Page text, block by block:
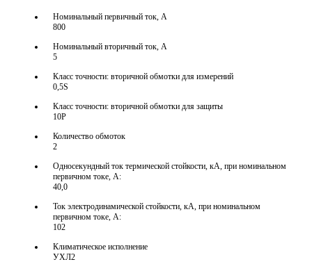
Номинальный первичный ток, А
800
Номинальный вторичный ток, А
5
Класс точности: вторичной обмотки для измерений
0,5S
Класс точности: вторичной обмотки для защиты
10P
Количество обмоток
2
Односекундный ток термической стойкости, кА, при номинальном
первичном токе, А:
40,0
Ток электродинамической стойкости, кА, при номинальном
первичном токе, А:
102
Климатическое исполнение
УХЛ2